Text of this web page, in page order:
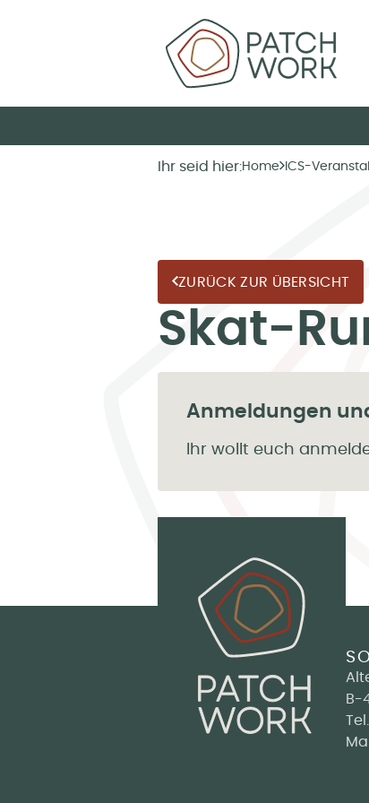
Ihr seid hier:Home ICS-
ZURÜCK ZUR ÜBERSICHT
Skat-
Anmeldungen
Ihr wollt euch
B-